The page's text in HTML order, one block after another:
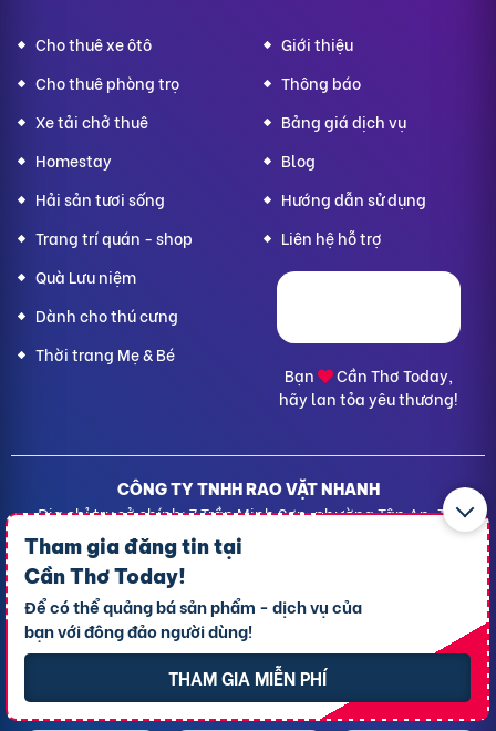
Tham gia đăng tin tại
Cần Thơ Today!
Để có thể quảng bá sản phẩm - dịch vụ của
bạn với đông đảo người dùng!
THAM GIA MIỄN PHÍ
Cho thuê xe ôtô
Cho thuê phòng trọ
Xe tải chở thuê
Homestay
Hải sản tươi sống
Trang trí quán - shop
Quà Lưu niệm
Dành cho thú cưng
Thời trang Mẹ & Bé
Giới thiệu
Thông báo
Bảng giá dịch vụ
Blog
Hướng dẫn sử dụng
Liên hệ hỗ trợ
Bạn
Cần Thơ Today,
hãy lan tỏa yêu thương!
CÔNG TY TNHH RAO VẶT NHANH
Địa chỉ trụ sở chính: 7 Trần Minh Sơn, phường Tân An, TP.
Cần Thơ
Giấy CNĐKDN: 1801717351 – Ngày cấp: 24/01/2022 - Cơ
quan cấp: Phòng Đăng ký kinh doanh – Sở kế hoạch và
Đầu tư TP. Cần Thơ
Liên hệ hỗ trợ- Hotline:
Quy chế hoạt động
Chính sách giải quyết khiếu nại
Chính sách bảo mật thông tin